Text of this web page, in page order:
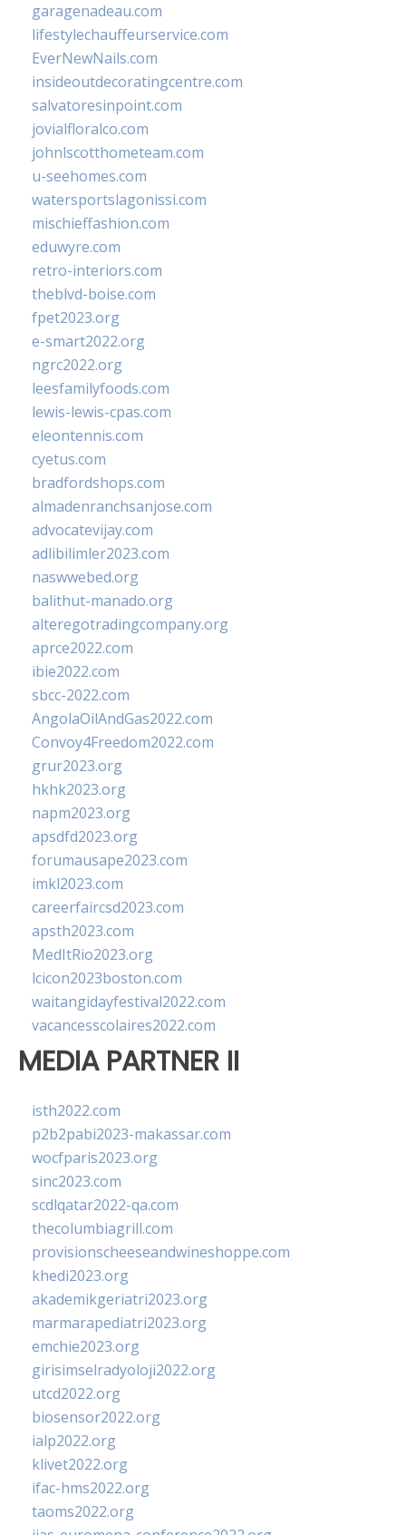
garagenadeau.com
lifestylechauffeurservice.com
EverNewNails.com
insideoutdecoratingcentre.com
salvatoresinpoint.com
jovialfloralco.com
johnlscotthometeam.com
u-seehomes.com
watersportslagonissi.com
mischieffashion.com
eduwyre.com
retro-interiors.com
theblvd-boise.com
fpet2023.org
e-smart2022.org
ngrc2022.org
leesfamilyfoods.com
lewis-lewis-cpas.com
eleontennis.com
cyetus.com
bradfordshops.com
almadenranchsanjose.com
advocatevijay.com
adlibilimler2023.com
naswwebed.org
balithut-manado.org
alteregotradingcompany.org
aprce2022.com
ibie2022.com
sbcc-2022.com
AngolaOilAndGas2022.com
Convoy4Freedom2022.com
grur2023.org
hkhk2023.org
napm2023.org
apsdfd2023.org
forumausape2023.com
imkl2023.com
careerfaircsd2023.com
apsth2023.com
MedItRio2023.org
lcicon2023boston.com
waitangidayfestival2022.com
vacancesscolaires2022.com
MEDIA PARTNER II
isth2022.com
p2b2pabi2023-makassar.com
wocfparis2023.org
sinc2023.com
scdlqatar2022-qa.com
thecolumbiagrill.com
provisionscheeseandwineshoppe.com
khedi2023.org
akademikgeriatri2023.org
marmarapediatri2023.org
emchie2023.org
girisimselradyoloji2022.org
utcd2022.org
biosensor2022.org
ialp2022.org
klivet2022.org
ifac-hms2022.org
taoms2022.org